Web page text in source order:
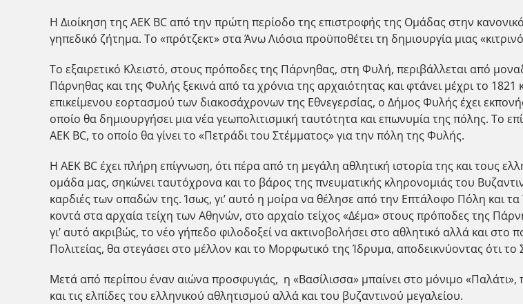
Η Διοίκηση της ΑΕΚ ΒC από την πρώτη περίοδο της επιστροφής της Ομάδας στην
γηπεδικό ζήτημα. Το «πρότζεκτ» στα Άνω Λιόσια προϋποθέτει τη δημιουργία μιας
Το εξαιρετικό Κλειστό, στους πρόποδες της Πάρνηθας, στη Φυλή, περιβάλλεται από
Πάρνηθας και της Φυλής ξεκινά από τα χρόνια της αρχαιότητας και φτάνει μέχρι το
επικείμενου εορτασμού των διακοσάχρονων της Εθνεγερσίας, ο Δήμος Φυλής έχει
οποίο θα δημιουργήσει μια νέα γεωπολιτισμική ταυτότητα και επωνυμία της πόλης. Το
ΑΕΚ ΒC, το οποίο θα γίνει το «Πετράδι του Στέμματος» για την πόλη της Φυλής.
Η AEK BC έχει πλήρη επίγνωση, ότι πέρα από τη μεγάλη αθλητική ιστορία της και τους
ομάδα μας, σηκώνει ταυτόχρονα και το βάρος της πνευματικής κληρονομιάς του
καρδιές των οπαδών της. Ίσως, γι’ αυτό η μοίρα να θέλησε από την Επτάλοφο Πόλη και
κοντά στα αρχαία τείχη των Αθηνών, στο αρχαίο τείχος «Δέμα» στους πρόποδες της
γι’ αυτό ακριβώς, το νέο γήπεδο φιλοδοξεί να ακτινοβολήσει στο αθλητικό αλλά και στο
Πολιτείας, θα στεγάσει στο μέλλον και το Μορφωτικό της Ίδρυμα, αποδεικνύοντας ότι
Μετά από περίπου έναν αιώνα προσφυγιάς, η «Βασίλισσα» μπαίνει στο μόνιμο «Παλάτι»,
και τις ελπίδες του ελληνικού αθλητισμού αλλά και του βυζαντινού μεγαλείου.